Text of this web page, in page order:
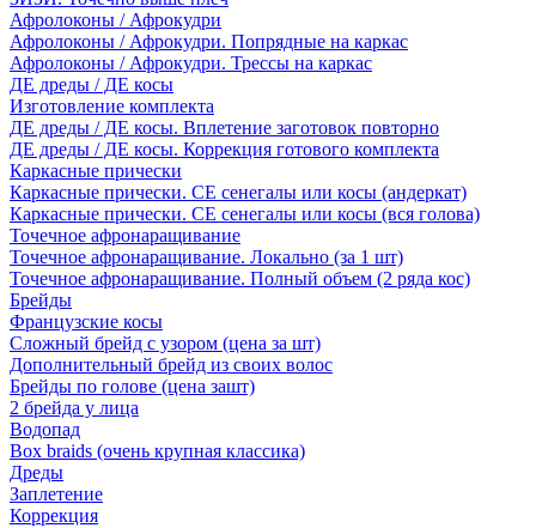
Афролоконы / Афрокудри
Афролоконы / Афрокудри. Попрядные на каркас
Афролоконы / Афрокудри. Трессы на каркас
ДЕ дреды / ДЕ косы
Изготовление комплекта
ДЕ дреды / ДЕ косы. Вплетение заготовок повторно
ДЕ дреды / ДЕ косы. Коррекция готового комплекта
Каркасные прически
Каркасные прически. СЕ сенегалы или косы (андеркат)
Каркасные прически. СЕ сенегалы или косы (вся голова)
Точечное афронаращивание
Точечное афронаращивание. Локально (за 1 шт)
Точечное афронаращивание. Полный объем (2 ряда кос)
Брейды
Французские косы
Сложный брейд с узором (цена за шт)
Дополнительный брейд из своих волос
Брейды по голове (цена зашт)
2 брейда у лица
Водопад
Box braids (очень крупная классика)
Дреды
Заплетение
Коррекция